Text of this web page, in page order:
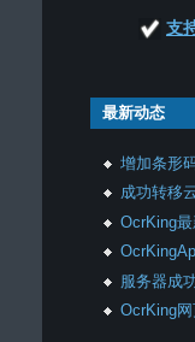
支
最新动态
增加条形
成功转移
OcrKing最
服务器成
OcrKing